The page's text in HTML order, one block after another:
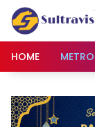
Langsung
konten
HOME
METRO